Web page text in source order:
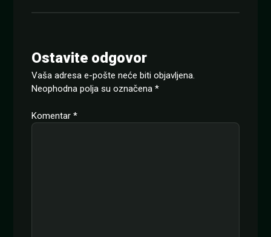
Ostavite odgovor
Vaša adresa e-pošte neće biti objavljena.
Neophodna polja su označena *
Komentar *